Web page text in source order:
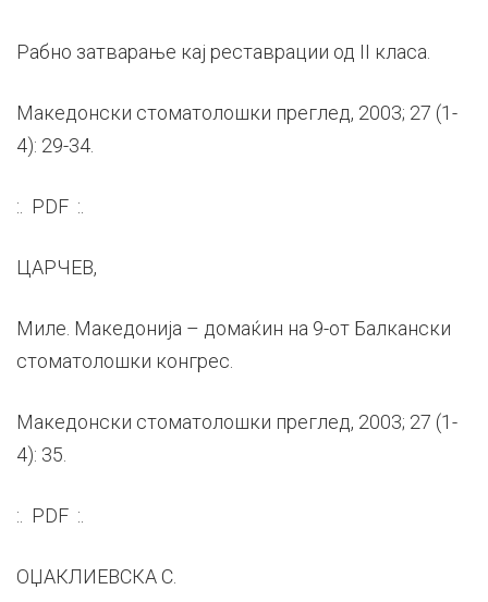
Рабно затварање кај реставрации од II класа.
Македонски стоматолошки преглед, 2003; 27 (1-
4): 29-34.
:. PDF :.
ЦАРЧЕВ,
Миле. Македонија – домаќин на 9-от Балкански
стоматолошки конгрес.
Македонски стоматолошки преглед, 2003; 27 (1-
4): 35.
:. PDF :.
ОЏАКЛИЕВСКА С.